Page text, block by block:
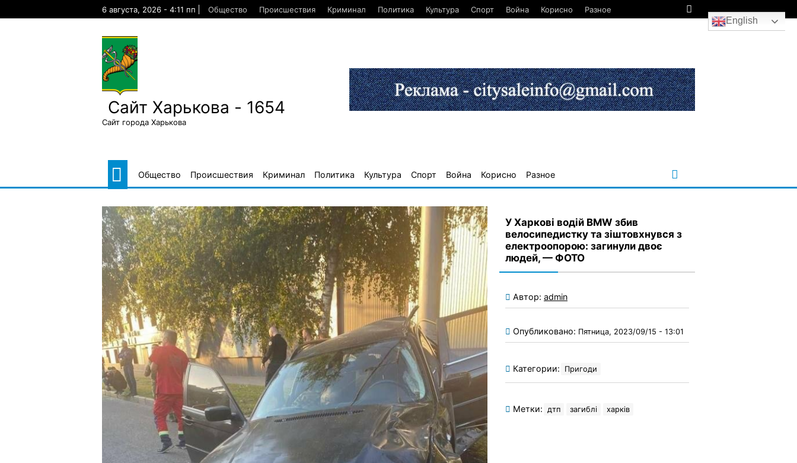
6 августа, 2026 - 4:11 пп Общество Происшествия Криминал Политика Культура Спорт Война Корисно Разное
Сайт Харькова - 1654
Сайт города Харькова
Общество Происшествия Криминал Политика Культура Спорт Война Корисно Разное
У Харкові водій BMW збив
велосипедистку та зіштовхнувся з
електроопорою: загинули двоє
людей, — ФОТО
Автор: admin
Опубликовано: Пятница, 2023/09/15 - 13:01
Категории: Пригоди
Метки: дтп загиблі харків
English